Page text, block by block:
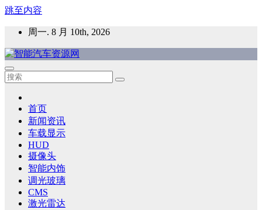
跳至内容
周一. 8 月 10th, 2026
智能汽车资源网
智能表面，智能内饰，新能源汽车，HMI，人车交互，智能车
首页
新闻资讯
车载显示
HUD
摄像头
智能内饰
调光玻璃
CMS
激光雷达